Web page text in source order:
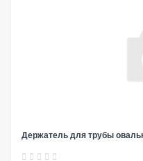
Держатель для трубы